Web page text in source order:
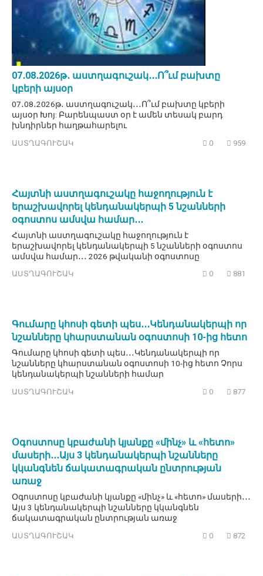
07․08․2026թ․ աստղագուշակ․․․Ո՞ւմ բախտը
կբերի այսօր
07․08․2026թ․ աստղագուշակ․․․Ո՞ւմ բախտը կբերի
այսօր Խոյ: Բարենպաստ օր է ամեն տեսակ բարդ
խնդիրներ հաղթահարելու
ԱՍՏՂԱԳՈՒՇԱԿ 0 959
Հայտնի աստղագուշակը հաջողություն է
երաշխավորել կենդանակերպի 5 նշանների
օգոստոս ամսվա համար․․․
Հայտնի աստղագուշակը հաջողություն է
երաշխավորել կենդանակերպի 5 նշանների օգոստոս
ամսվա համար․․․ 2026 թվականի օգոստոսը
ԱՍՏՂԱԳՈՒՇԱԿ 0 881
Գումարը կհոսի գետի պես․․․Կենդանակերպի որ
նշանները կհարստանան օգոստոսի 10-ից հետո
Գումարը կհոսի գետի պես․․․Կենդանակերպի որ
նշանները կհարստանան օգոստոսի 10-ից հետո Չորս
կենդանակերպի նշանների համար
ԱՍՏՂԱԳՈՒՇԱԿ 0 877
Օգոստոսը կբաժանի կյանքը «մինչ» և «հետո»
մասերի․․․Այս 3 կենդանակերպի նշանները
կկանգնեն ճակատագրական ընտրության
առաջ
Օգոստոսը կբաժանի կյանքը «մինչ» և «հետո» մասերի․․․
Այս 3 կենդանակերպի նշանները կկանգնեն
ճակատագրական ընտրության առաջ
ԱՍՏՂԱԳՈՒՇԱԿ 0 872